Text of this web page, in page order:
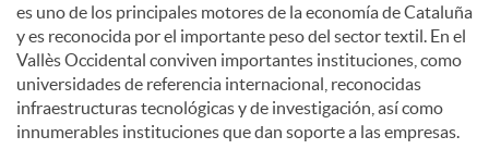
es uno de los principales motores de la economía de Cataluña
y es reconocida por el importante peso del sector textil. En el
Vallès Occidental conviven importantes instituciones, como
universidades de referencia internacional, reconocidas
infraestructuras tecnológicas y de investigación, así como
innumerables instituciones que dan soporte a las empresas.